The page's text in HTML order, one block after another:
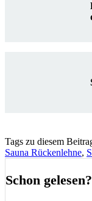
Tags zu diesem
Sauna Rückenlehne,
Schon gelesen?